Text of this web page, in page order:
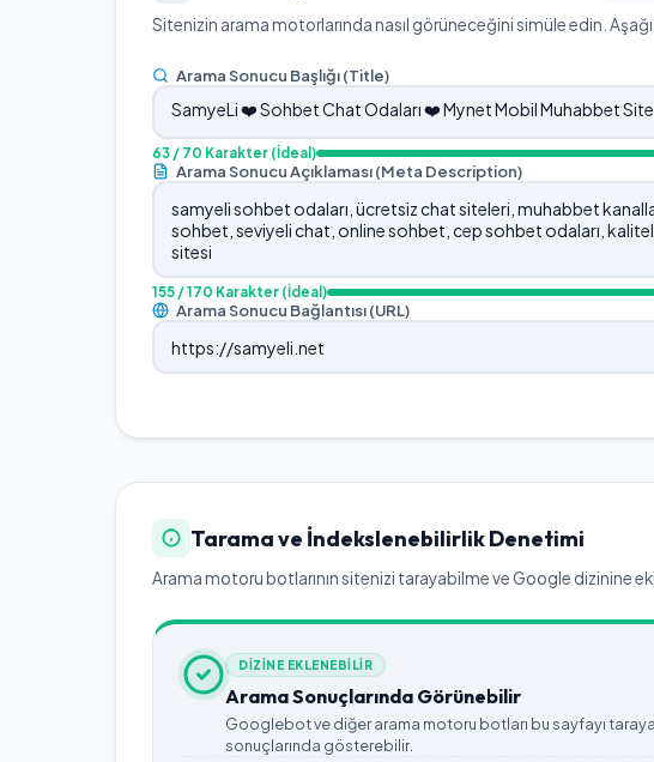
Sitenizin arama motorlarında nasıl görüneceğini simüle edin.
Arama Sonucu Başlığı (Title)
63 / 70 Karakter (İdeal)
Arama Sonucu Açıklaması (Meta Description)
155 / 170 Karakter (İdeal)
Arama Sonucu Bağlantısı (URL)
Tarama ve İndekslenebilirlik Denetimi
Arama motoru botlarının sitenizi tarayabilme ve Google dizinine
DİZİNE EKLENEBİLİR
Arama Sonuçlarında Görünebilir
Googlebot ve diğer arama motoru botları bu sayfayı
sonuçlarında gösterebilir.